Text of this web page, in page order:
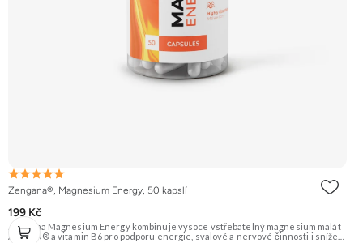
Zengana®, Magnesium Energy, 50 kapslí
199 Kč
Zengana Magnesium Energy kombinuje vysoce vstřebatelný magnesium malát
ALBION® a vitamin B6 pro podporu energie, svalové a nervové činnosti i snížení